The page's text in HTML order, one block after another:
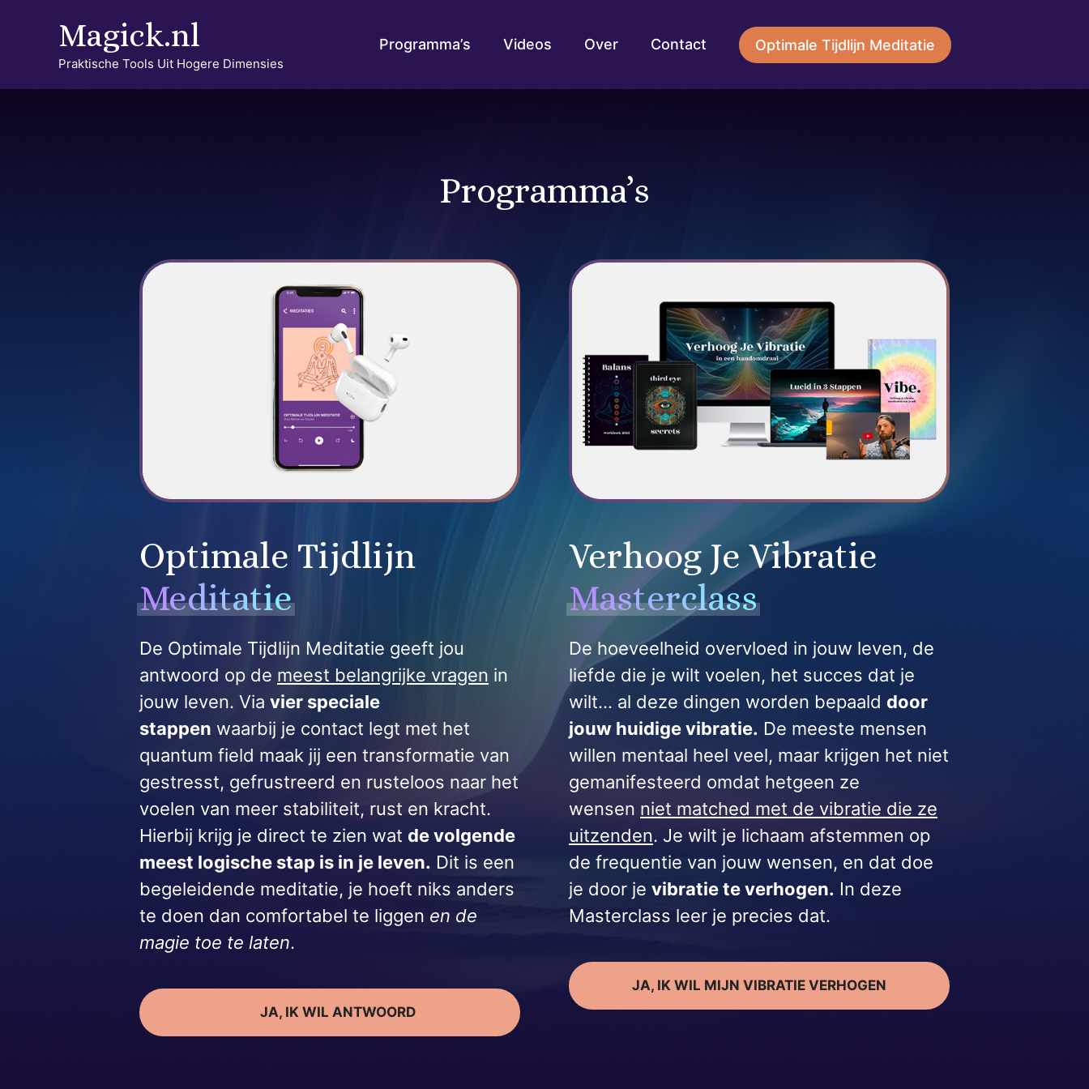
Magick.nl
Praktische Tools Uit Hogere Dimensies
Programma’s Videos Over Contact Optimale Tijdlijn Meditatie
Programma’s
Optimale Tijdlijn
Meditatie
De Optimale Tijdlijn Meditatie geeft jou
antwoord op de meest belangrijke vragen in
jouw leven. Via vier speciale
stappen waarbij je contact legt met het
quantum field maak jij een transformatie van
gestresst, gefrustreerd en rusteloos naar het
voelen van meer stabiliteit, rust en kracht.
Hierbij krijg je direct te zien wat de volgende
meest logische stap is in je leven. Dit is een
begeleidende meditatie, je hoeft niks anders
te doen dan comfortabel te liggen en de
magie toe te laten.
JA, IK WIL ANTWOORD
Verhoog Je Vibratie
Masterclass
De hoeveelheid overvloed in jouw leven, de
liefde die je wilt voelen, het succes dat je
wilt… al deze dingen worden bepaald door
jouw huidige vibratie. De meeste mensen
willen mentaal heel veel, maar krijgen het niet
gemanifesteerd omdat hetgeen ze
wensen niet matched met de vibratie die ze
uitzenden. Je wilt je lichaam afstemmen op
de frequentie van jouw wensen, en dat doe
je door je vibratie te verhogen. In deze
Masterclass leer je precies dat.
JA, IK WIL MIJN VIBRATIE VERHOGEN